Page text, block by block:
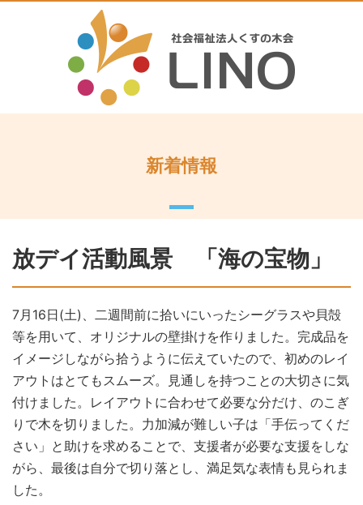
新着情報
放デイ活動風景 「海の宝物」
7月16日(土)、二週間前に拾いにいったシーグラスや貝殻
等を用いて、オリジナルの壁掛けを作りました。完成品を
イメージしながら拾うように伝えていたので、初めのレイ
アウトはとてもスムーズ。見通しを持つことの大切さに気
付けました。レイアウトに合わせて必要な分だけ、のこぎ
りで木を切りました。力加減が難しい子は「手伝ってくだ
さい」と助けを求めることで、支援者が必要な支援をしな
がら、最後は自分で切り落とし、満足気な表情も見られま
した。